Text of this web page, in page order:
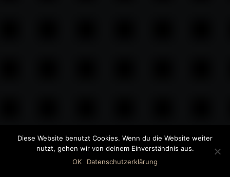
©2018 MWB – MOTORWAGEN BERNAU GMBH
Diese Website benutzt Cookies. Wenn du die Website weiter
nutzt, gehen wir von deinem Einverständnis aus.
OK
Datenschutzerklärung